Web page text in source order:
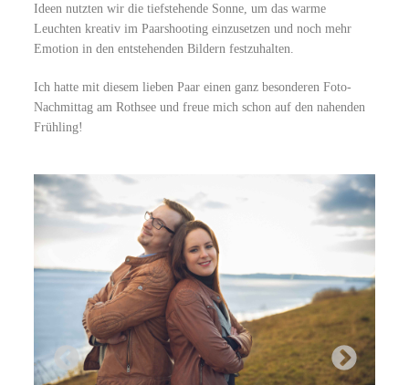
Ideen nutzten wir die tiefstehende Sonne, um das warme
Leuchten kreativ im Paarshooting einzusetzen und noch mehr
Emotion in den entstehenden Bildern festzuhalten.
Ich hatte mit diesem lieben Paar einen ganz besonderen Foto-
Nachmittag am Rothsee und freue mich schon auf den nahenden
Frühling!